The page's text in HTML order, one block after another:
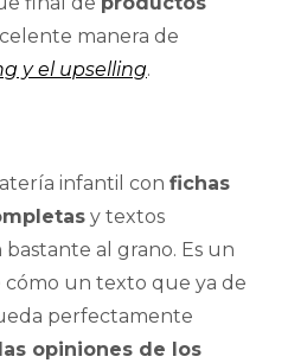
manera de
y el upselling.
infantil con fichas
y textos
al grano. Es un
un texto que ya de
perfectamente
las opiniones de los